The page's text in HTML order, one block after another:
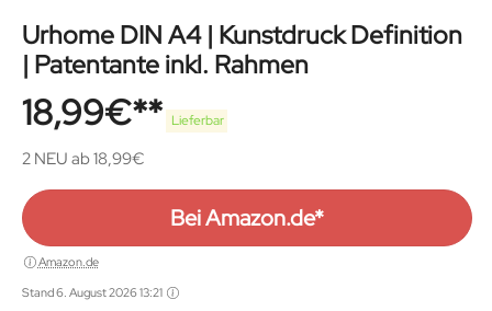
Urhome DIN A4 | Kunstdruck Definition
| Patentante inkl. Rahmen
18,99€ Lieferbar
2 NEU ab 18,99€
Bei Amazon.de*
Amazon.de
Stand 6. August 2026 13:21